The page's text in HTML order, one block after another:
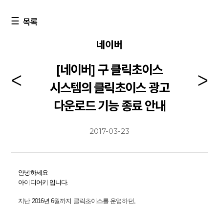
목록
네이버
[네이버] 구 클릭초이스
시스템의 클릭초이스 광고
다운로드 기능 종료 안내
2017-03-23
안녕하세요
아이디어키 입니다.
지난 2016년 6월까지 클릭초이스를 운영하던,